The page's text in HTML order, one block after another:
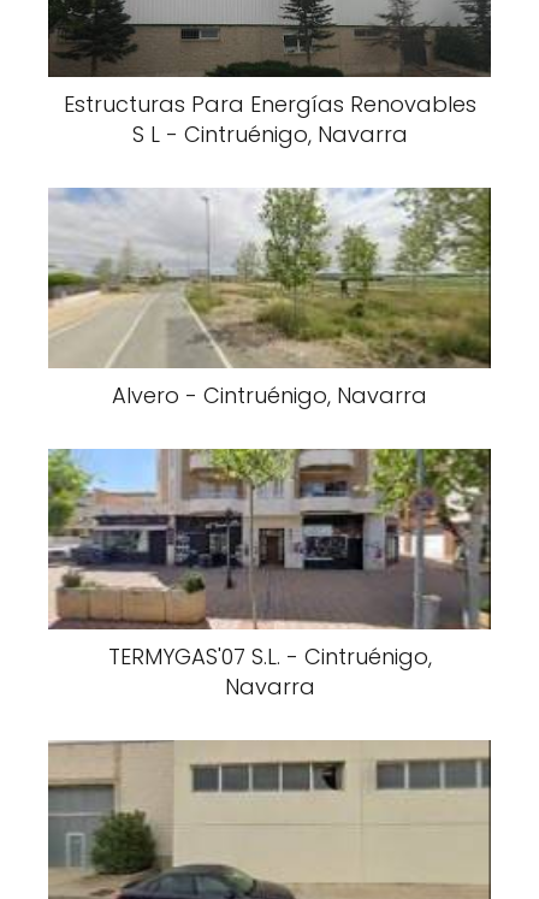
Estructuras Para Energías Renovables
S L - Cintruénigo, Navarra
Alvero - Cintruénigo, Navarra
TERMYGAS'07 S.L. - Cintruénigo,
Navarra